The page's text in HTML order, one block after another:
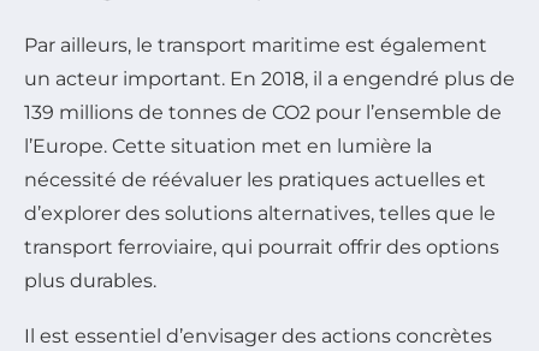
Par ailleurs, le transport maritime est également
un acteur important. En 2018, il a engendré plus de
139 millions de tonnes de CO2 pour l’ensemble de
l’Europe. Cette situation met en lumière la
nécessité de réévaluer les pratiques actuelles et
d’explorer des solutions alternatives, telles que le
transport ferroviaire, qui pourrait offrir des options
plus durables.
Il est essentiel d’envisager des actions concrètes